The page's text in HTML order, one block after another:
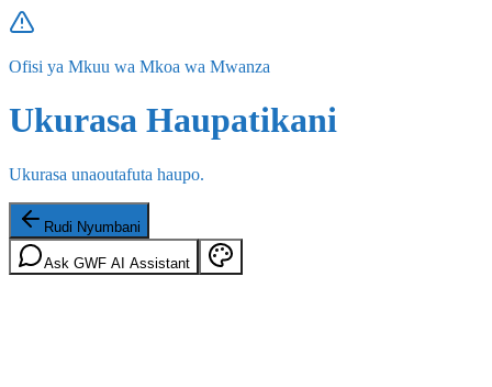
Ofisi ya Mkuu wa Mkoa wa Mwanza
Ukurasa Haupatikani
Ukurasa unaoutafuta haupo.
Rudi Nyumbani
Ask GWF AI Assistant